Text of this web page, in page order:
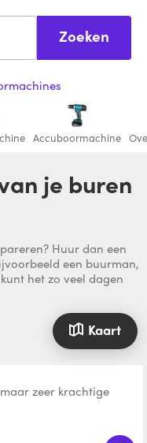
Zoeken
Accuboormachine
Huur dan een
een buurman,
het zo veel dagen
Kaart
zeer krachtige